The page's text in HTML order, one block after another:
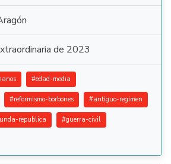
de 2023
#edad-media
#reformismo-borbones #antiguo-regimen
republica #guerra-civil